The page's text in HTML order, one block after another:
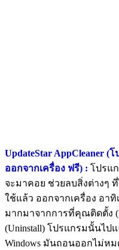
UpdateStar AppCleaner
ออกจากเครื่อง ฟรี) : โปรแ
จะมาคอย ช่วยลบสิ่งต่างๆ
ใช้แล้ว ออกจากเครื่อง อาทิ
มากมาจากการที่คุณติดตั้ง
(Uninstall) โปรแกรมนั้นไป
Windows มันถอนออกไม่ห